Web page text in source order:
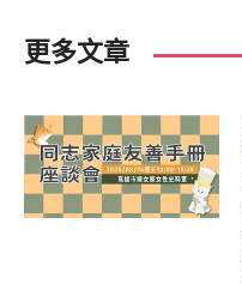
更多文章